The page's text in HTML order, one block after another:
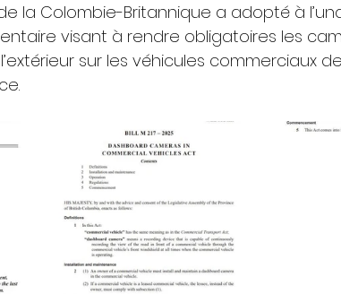
la Colombie-Britannique a adopté à
visant à rendre obligatoires les
sur les véhicules commerciaux de